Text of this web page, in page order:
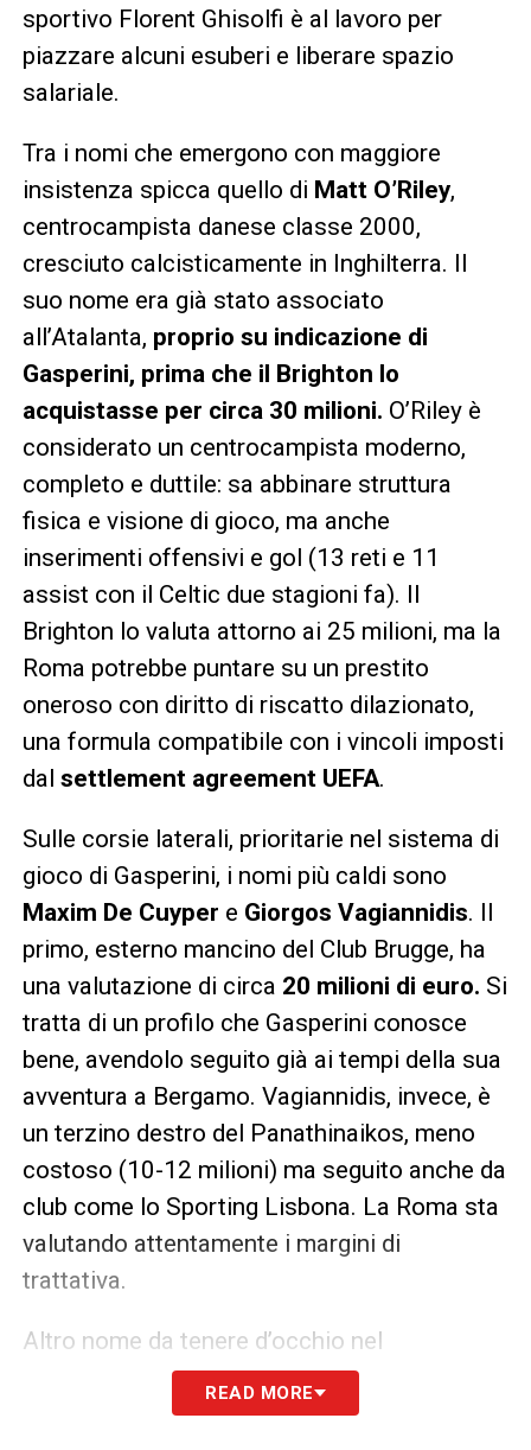
sportivo Florent Ghisolfi è al lavoro per
piazzare alcuni esuberi e liberare spazio
salariale.
Tra i nomi che emergono con maggiore
insistenza spicca quello di Matt O’Riley,
centrocampista danese classe 2000,
cresciuto calcisticamente in Inghilterra. Il
suo nome era già stato associato
all’Atalanta, proprio su indicazione di
Gasperini, prima che il Brighton lo
acquistasse per circa 30 milioni. O’Riley è
considerato un centrocampista moderno,
completo e duttile: sa abbinare struttura
fisica e visione di gioco, ma anche
inserimenti offensivi e gol (13 reti e 11
assist con il Celtic due stagioni fa). Il
Brighton lo valuta attorno ai 25 milioni, ma la
Roma potrebbe puntare su un prestito
oneroso con diritto di riscatto dilazionato,
una formula compatibile con i vincoli imposti
dal settlement agreement UEFA.
Sulle corsie laterali, prioritarie nel sistema di
gioco di Gasperini, i nomi più caldi sono
Maxim De Cuyper e Giorgos Vagiannidis. Il
primo, esterno mancino del Club Brugge, ha
una valutazione di circa 20 milioni di euro. Si
tratta di un profilo che Gasperini conosce
bene, avendolo seguito già ai tempi della sua
avventura a Bergamo. Vagiannidis, invece, è
un terzino destro del Panathinaikos, meno
costoso (10-12 milioni) ma seguito anche da
club come lo Sporting Lisbona. La Roma sta
valutando attentamente i margini di
trattativa.
Altro nome da tenere d’occhio nel
calciomercato Romaè quello di
, reduce da un’ottima stagione con il
READ MORE